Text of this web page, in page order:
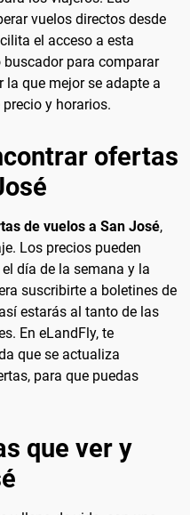
vuelos directos desde
el acceso a esta
para comparar
la que mejor se adapte a
y horarios.
ofertas
de vuelos a San José,
Los precios pueden
día de la semana y la
suscribirte a boletines de
estarás al tanto de las
En eLandFly, te
que se actualiza
para que puedas
que ver y